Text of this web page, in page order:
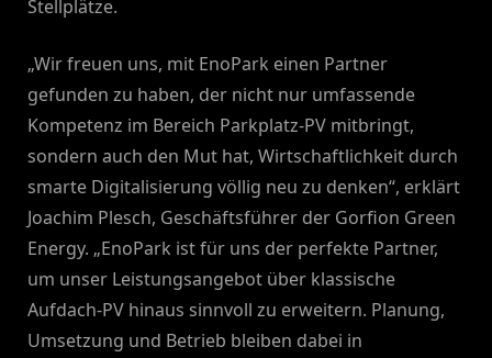
Stellplätze.
„Wir freuen uns, mit EnoPark einen Partner
gefunden zu haben, der nicht nur umfassende
Kompetenz im Bereich Parkplatz-PV mitbringt,
sondern auch den Mut hat, Wirtschaftlichkeit durch
smarte Digitalisierung völlig neu zu denken“, erklärt
Joachim Plesch, Geschäftsführer der Gorfion Green
Energy. „EnoPark ist für uns der perfekte Partner,
um unser Leistungsangebot über klassische
Aufdach-PV hinaus sinnvoll zu erweitern. Planung,
Umsetzung und Betrieb bleiben dabei in